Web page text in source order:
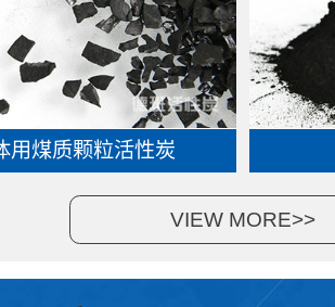
用煤质颗粒活性炭
VIEW MORE>>